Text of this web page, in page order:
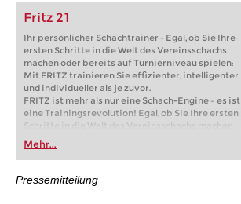
Fritz 21
Ihr persönlicher Schachtrainer - Egal, ob Sie Ihre
ersten Schritte in die Welt des Vereinsschachs
machen oder bereits auf Turnierniveau spielen:
Mit FRITZ trainieren Sie effizienter, intelligenter
und individueller als je zuvor.
FRITZ ist mehr als nur eine Schach-Engine – es ist
eine Trainingsrevolution! Egal, ob Sie Ihre ersten
Schritte in die Welt des Vereinsschachs machen
oder bereits auf Turnierniveau spielen: Mit
FRITZ trainieren Sie effizienter, intelligenter und
individueller als je zuvor.
Mehr...
Pressemitteilung